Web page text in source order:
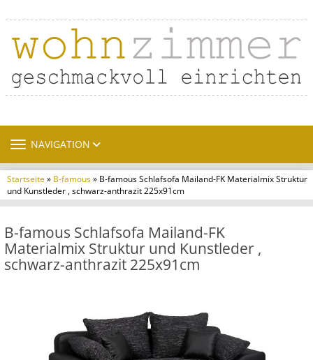
TOGGLE NAVIGATION
NAVIGATION
Startseite» B-famous» B-famous Schlafsofa Mailand-FK Materialmix Struktur
und Kunstleder , schwarz-anthrazit 225x91cm
B-famous Schlafsofa Mailand-FK
Materialmix Struktur und Kunstleder ,
schwarz-anthrazit 225x91cm